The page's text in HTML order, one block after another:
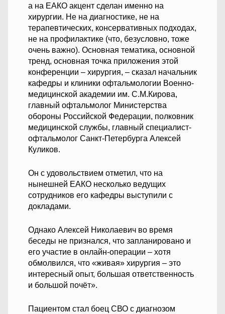
а на ЕАКО акцент сделан именно на
хирургии. Не на диагностике, не на
терапевтических, консервативных подходах,
не на профилактике (что, безусловно, тоже
очень важно). Основная тематика, основной
тренд, основная точка приложения этой
конференции – хирургия, – сказал начальник
кафедры и клиники офтальмологии Военно-
медицинской академии им. С.М.Кирова,
главный офтальмолог Министерства
обороны Российской Федерации, полковник
медицинской службы, главный специалист-
офтальмолог Санкт-Петербурга Алексей
Куликов.
Он с удовольствием отметил, что на
нынешней ЕАКО несколько ведущих
сотрудников его кафедры выступили с
докладами.
Однако Алексей Николаевич во время
беседы не признался, что запланировано и
его участие в онлайн-операции – хотя
обмолвился, что «живая» хирургия – это
интересный опыт, большая ответственность
и большой почёт».
Пациентом стал боец СВО с диагнозом